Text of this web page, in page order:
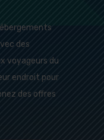
des
voyageurs du
endroit pour
des offres